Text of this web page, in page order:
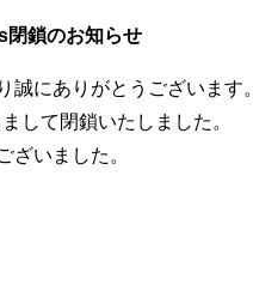
閉鎖のお知らせ
誠にありがとうございます
して閉鎖いたしました。
ざいました。